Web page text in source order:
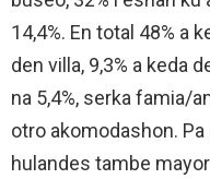
14,4%. En total 48% a
den villa, 9,3% a keda
na 5,4%, serka famia/
otro akomodashon.
hulandes tambe